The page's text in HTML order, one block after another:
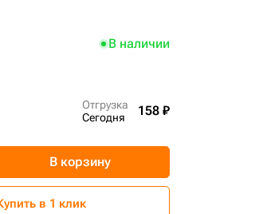
В наличии
Отгрузка
Сегодня
158 ₽
В корзину
в 1 клик